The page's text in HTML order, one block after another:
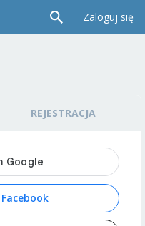
Zaloguj się
REJESTRACJA